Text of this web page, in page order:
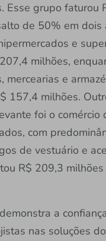
Esse grupo faturou
de 50% em dois
e
milhões,
mercearias e
157,4 milhões.
foi o comércio
com
de vestuário e
R$ 209,3
a
nas soluções